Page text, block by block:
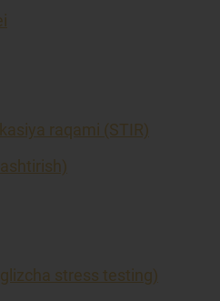
raqami (STIR)
stress testing)